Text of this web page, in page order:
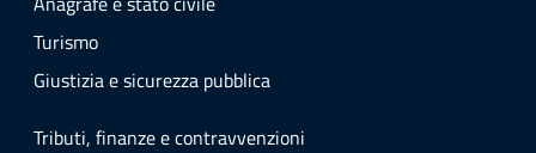
Turismo
Giustizia e sicurezza pubblica
Tributi, finanze e contravvenzioni